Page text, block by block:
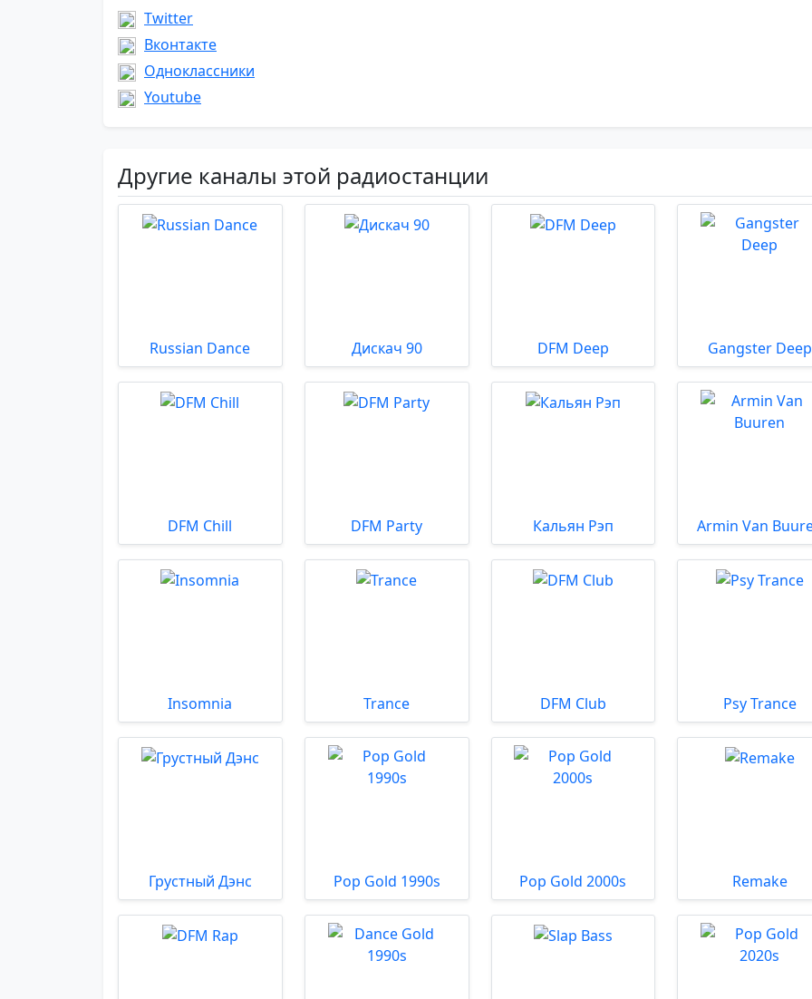
Twitter
Вконтакте
Одноклассники
Youtube
Другие каналы этой радиостанции
Russian Dance Дискач 90 DFM Deep Gangster Deep
DFM Chill DFM Party Кальян Рэп Armin Van
Insomnia Trance DFM Club Psy Trance
Грустный Дэнс Pop Gold 1990s Pop Gold 2000s Remake